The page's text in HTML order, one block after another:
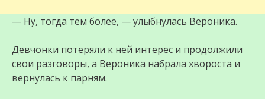
— Ну, тогда тем более, — улыбнулась Вероника.
Девчонки потеряли к ней интерес и продолжили
свои разговоры, а Вероника набрала хвороста и
вернулась к парням.